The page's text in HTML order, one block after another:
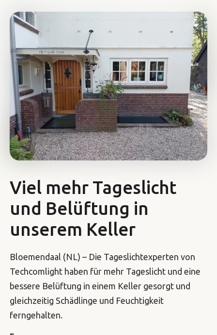
Viel mehr Tageslicht
und Belüftung in
unserem Keller
Bloemendaal (NL) – Die Tageslichtexperten von
Techcomlight haben für mehr Tageslicht und eine
bessere Belüftung in einem Keller gesorgt und
gleichzeitig Schädlinge und Feuchtigkeit
ferngehalten.